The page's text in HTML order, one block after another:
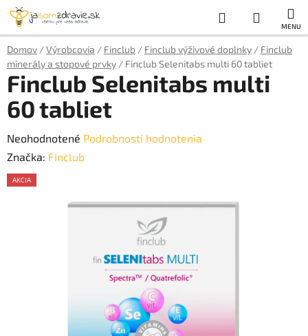
Prejsť
obsah
Hľadať
KOŠÍK
Domov /Výrobcovia / Finclub / Finclub výživové doplnky / Finclub
minerály a stopové prvky / Finclub Selenitabs multi 60 tabliet
Finclub Selenitabs multi
60 tabliet
Priemerné
hodnotenie
produktu
Neohodnotené Podrobnosti hodnotenia
Značka: Finclub
AKCIA